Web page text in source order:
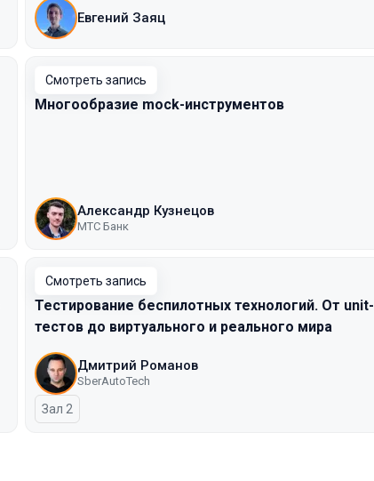
Евгений Заяц
Смотреть запись
Многообразие mock-инструментов
Александр Кузнецов
МТС Банк
Смотреть запись
Тестирование беспилотных технологий. От unit-
тестов до виртуального и реального мира
Дмитрий Романов
SberAutoTech
Зал 2